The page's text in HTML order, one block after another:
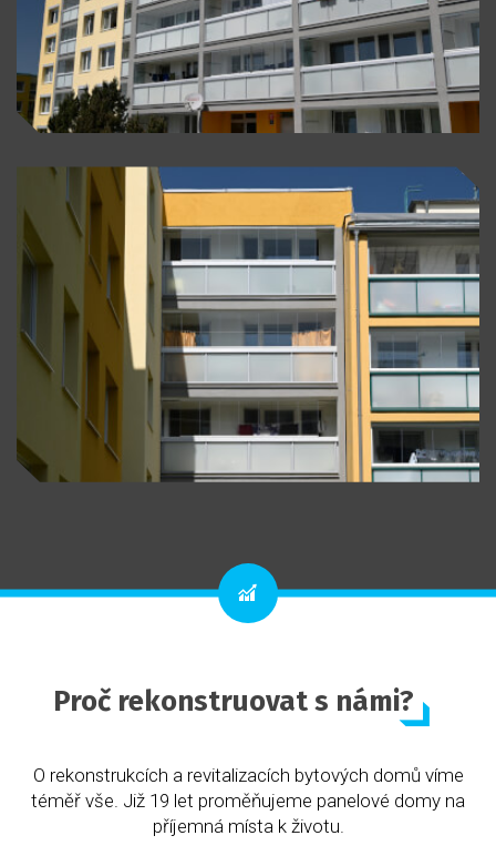
Proč rekonstruovat s námi?
O rekonstrukcích a revitalizacích bytových domů víme
téměř vše. Již 19 let proměňujeme panelové domy na
příjemná místa k životu.